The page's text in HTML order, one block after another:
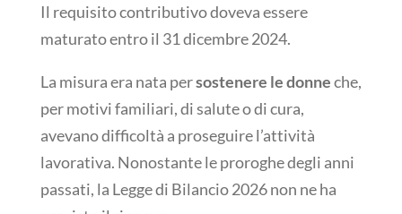
Il requisito contributivo doveva essere
maturato entro il 31 dicembre 2024.
La misura era nata persostenere le donneche,
per motivi familiari, di salute o di cura,
avevano difficoltà a proseguire l’attività
lavorativa. Nonostante le proroghe degli anni
passati, la Legge di Bilancio 2026 non ne ha